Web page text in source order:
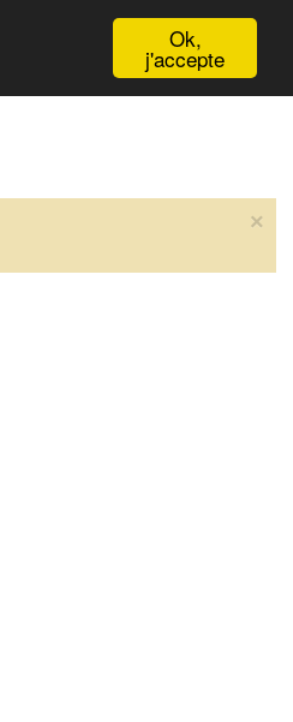
Ok,
j'accepte
×